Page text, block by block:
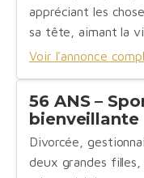
appréciant les
sa tête, aimant la
Voir l'annonce
56 ANS –
bienveillante
Divorcée,
deux grandes